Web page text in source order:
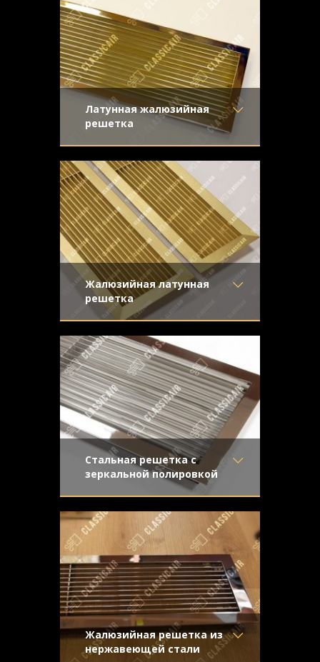
Узор-
Конструкция- Жалюзи
Латунная жалюзийная
решетка
Материал- Латунь
Отделка- Полированная
латунь
Узор-
Конструкция- Жалюзи
латуни для вентиляционного отверстия.
Жалюзи прямые, крепеж
Жалюзийная латунная
решетка
Материал- Латунь
Отделка- Шлифованная
латунь
Узор-
Конструкция- Жалюзи
производстве и обработке, что
превращает ее не только в изысканный
Стальная решетка с
зеркальной полировкой
Материал- Нержавеющая
сталь
Отделка
- Полированная
нержавейка
Узор-
Конструкция- Жалюзи
производстве, но обладает
неповторимым внешним видом.
Зеркальная
Жалюзийная решетка из
нержавеющей стали